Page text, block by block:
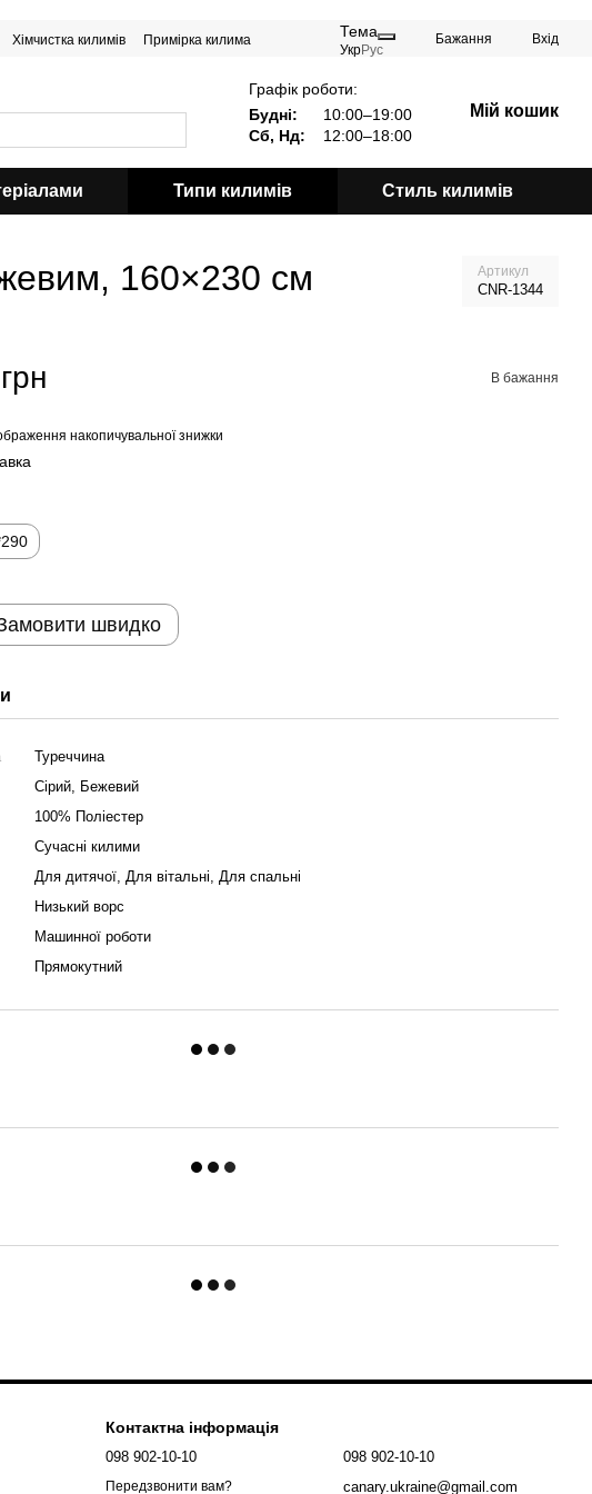
Хімчистка килимів Примірка килима Тема
УкрРус
Бажання Вхід
Графік роботи:
Будні:
10:00–19:00
Сб, Нд:
12:00–18:00
Мій кошик
Типи килимів Стиль килимів
160×230 см Артикул
CNR-1344
В бажання
накопичувальної знижки
швидко
Туреччина
Сірий, Бежевий
100% Поліестер
Сучасні килими
Для дитячої, Для вітальні, Для спальні
Низький ворс
Машинної роботи
Прямокутний
Контактна інформація
098 902-10-10
Передзвонити вам?
098 902-10-10
canary.ukraine@gmail.com